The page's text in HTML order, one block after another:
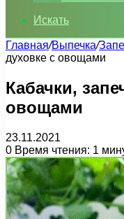
Искать
Главная/Выпечка/
духовке с овощами
Кабачки,
овощами
23.11.2021
0 Время чтения: 1